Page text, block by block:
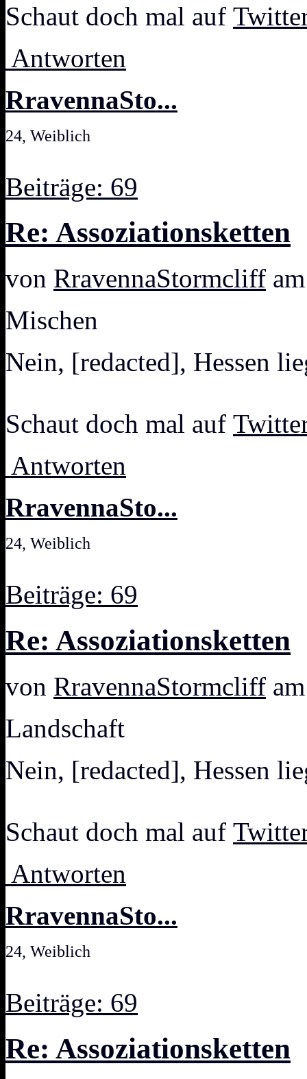
Schaut doch mal auf
Antworten
RravennaSto...
24, Weiblich
Beiträge: 69
Re: Assoziationsketten
von RravennaStormcliff
Mischen
Nein, [redacted], Hessen
Schaut doch mal auf
Antworten
RravennaSto...
24, Weiblich
Beiträge: 69
Re: Assoziationsketten
von RravennaStormcliff
Landschaft
Nein, [redacted], Hessen
Schaut doch mal auf
Antworten
RravennaSto...
24, Weiblich
Beiträge: 69
Re: Assoziationsketten